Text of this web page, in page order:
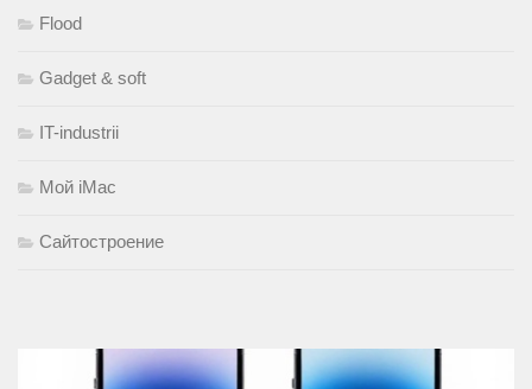
Flood
Gadget & soft
IT-industrii
Мой iMac
Сайтостроение